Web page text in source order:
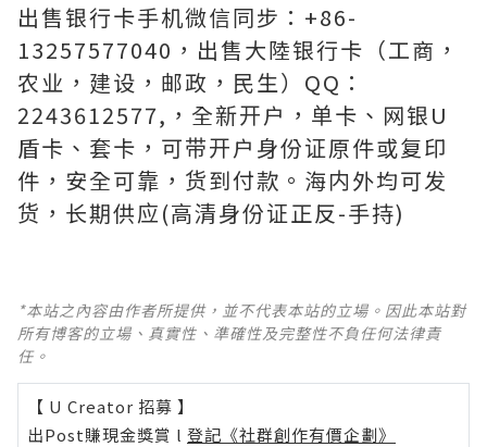
出售银行卡手机微信同步：+86-
13257577040，出售大陸银行卡（工商，
农业，建设，邮政，民生）QQ：
2243612577,，全新开户，单卡、网银U
盾卡、套卡，可带开户身份证原件或复印
件，安全可靠，货到付款。海内外均可发
货，长期供应(高清身份证正反-手持)
*本站之內容由作者所提供，並不代表本站的立場。因此本站對
所有博客的立場、真實性、準確性及完整性不負任何法律責
任。
【 U Creator 招募 】
出Post賺現金獎賞 l 登記《社群創作有價企劃》